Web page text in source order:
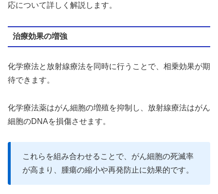
応について詳しく解説します。
治療効果の増強
化学療法と放射線療法を同時に行うことで、相乗効果が期
待できます。
化学療法薬はがん細胞の増殖を抑制し、放射線療法はがん
細胞のDNAを損傷させます。
これらを組み合わせることで、がん細胞の死滅率
が高まり、腫瘍の縮小や再発防止に効果的です。